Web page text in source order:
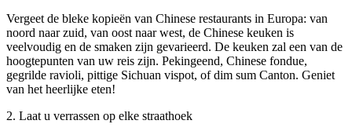
Vergeet de bleke kopieën van Chinese restaurants in Europa: van
noord naar zuid, van oost naar west, de Chinese keuken is
veelvoudig en de smaken zijn gevarieerd. De keuken zal een van de
hoogtepunten van uw reis zijn. Pekingeend, Chinese fondue,
gegrilde ravioli, pittige Sichuan vispot, of dim sum Canton. Geniet
van het heerlijke eten!
2. Laat u verrassen op elke straathoek